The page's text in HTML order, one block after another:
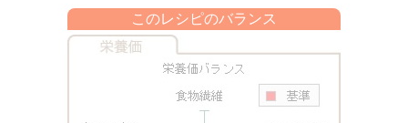
このレシピのバランス